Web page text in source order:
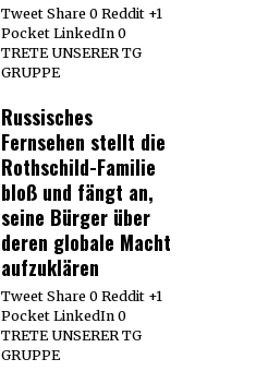
Tweet Share 0 Reddit +1
Pocket LinkedIn 0
TRETE UNSERER TG
GRUPPE
Russisches
Fernsehen stellt die
Rothschild-Familie
bloß und fängt an,
seine Bürger über
deren globale Macht
aufzuklären
Tweet Share 0 Reddit +1
Pocket LinkedIn 0
TRETE UNSERER TG
GRUPPE